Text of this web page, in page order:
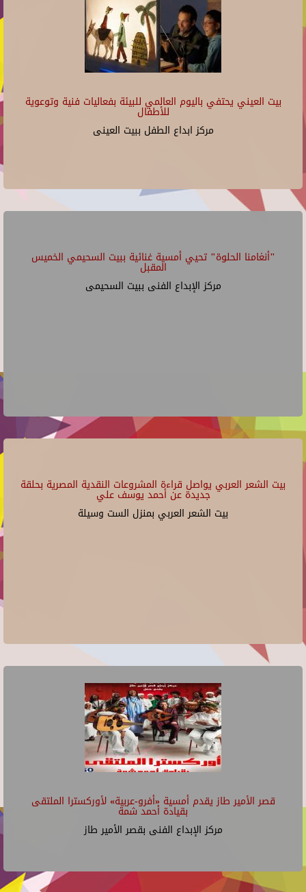
بيت العيني يحتفي باليوم العالمي للبيئة بفعاليات فنية وتوعوية
للأطفال
مركز ابداع الطفل ببيت العينى
"أنغامنا الحلوة" تحيي أمسية غنائية ببيت السحيمي الخميس
المقبل
مركز الإبداع الفنى ببيت السحيمى
بيت الشعر العربي يواصل قراءة المشروعات النقدية المصرية بحلقة
جديدة عن أحمد يوسف علي
بيت الشعر العربي بمنزل الست وسيلة
قصر الأمير طاز يقدم أمسية «أفرو-عربية» لأوركسترا الملتقى
بقيادة أحمد شمة
مركز الإبداع الفنى بقصر الأمير طاز